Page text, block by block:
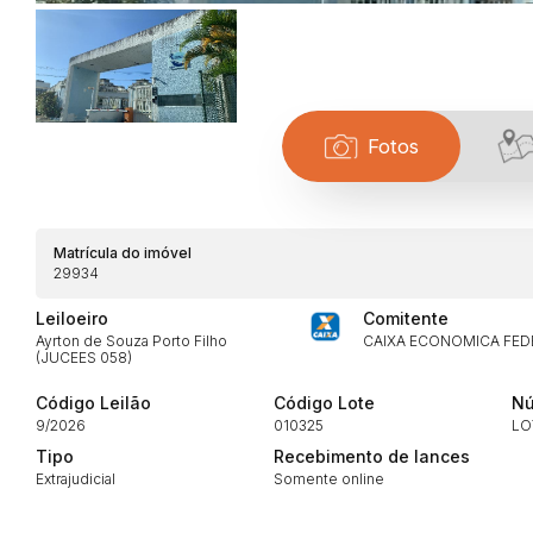
Fotos
Matrícula do imóvel
29934
Leiloeiro
Ayrton de Souza Porto Filho
(JUCEES 058)
Comitente
CAIXA ECONOMICA
Código Leilão
9/2026
Código Lote
010325
Tipo
Extrajudicial
Recebimento de lances
Somente online
Envie sua Proposta